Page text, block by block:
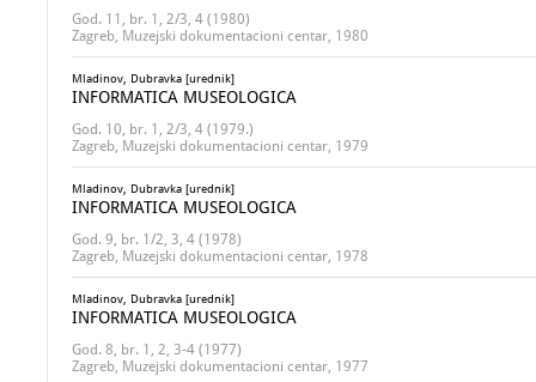
God. 11, br. 1, 2/3, 4 (1980)
Zagreb, Muzejski dokumentacioni centar, 1980
Mladinov, Dubravka [urednik]
INFORMATICA MUSEOLOGICA
God. 10, br. 1, 2/3, 4 (1979.)
Zagreb, Muzejski dokumentacioni centar, 1979
Mladinov, Dubravka [urednik]
INFORMATICA MUSEOLOGICA
God. 9, br. 1/2, 3, 4 (1978)
Zagreb, Muzejski dokumentacioni centar, 1978
Mladinov, Dubravka [urednik]
INFORMATICA MUSEOLOGICA
God. 8, br. 1, 2, 3-4 (1977)
Zagreb, Muzejski dokumentacioni centar, 1977